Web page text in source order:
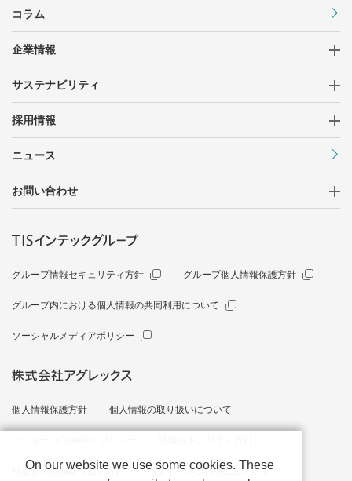
コラム
企業情報
サステナビリティ
採用情報
ニュース
お問い合わせ
グループ情報セキュリティ方針 グループ個人情報保護方針
グループ内における個人情報の共同利用について
ソーシャルメディアポリシー
個人情報保護方針 個人情報の取り扱いについて
特定個人情報取り扱い方針 当サイトのご利用にあたって
On our website we use some cookies. These